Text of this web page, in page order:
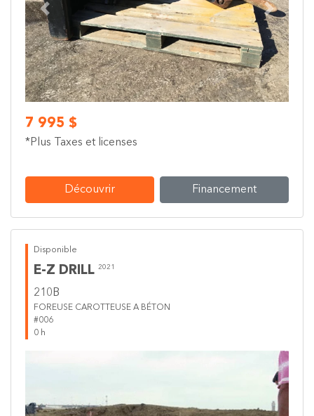
Previous Next
7 995 $
*Plus Taxes et licenses
Découvrir Financement
Disponible
E-Z DRILL 2021
210B
FOREUSE CAROTTEUSE A BÉTON
#006
0 h